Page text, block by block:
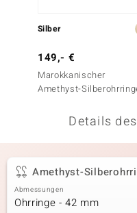
BY DE MELO
Silber
149,- €
Marokkanischer
Amethyst-
Details
Amethyst-
Abmessungen
Ohrringe - 42 mm